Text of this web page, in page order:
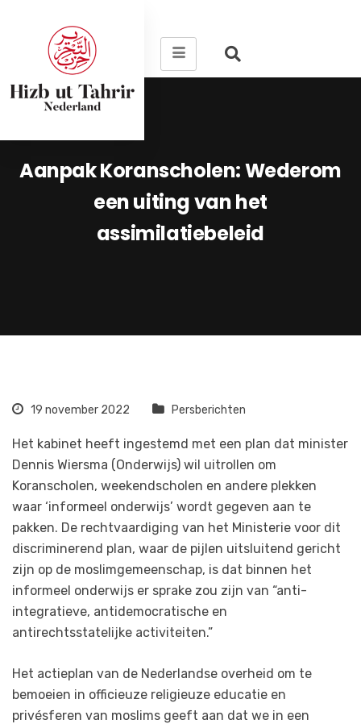
Aanpak Koranscholen: Wederom
een uiting van het
assimilatiebeleid
19 november 2022 Persberichten
Het kabinet heeft ingestemd met een plan dat minister
Dennis Wiersma (Onderwijs) wil uitrollen om
Koranscholen, weekendscholen en andere plekken
waar ‘informeel onderwijs’ wordt gegeven aan te
pakken. De rechtvaardiging van het Ministerie voor dit
discriminerend plan, waar de pijlen uitsluitend gericht
zijn op de moslimgemeenschap, is dat binnen het
informeel onderwijs er sprake zou zijn van “anti-
integratieve, antidemocratische en
antirechtsstatelijke activiteiten.”
Het actieplan van de Nederlandse overheid om te
bemoeien in officieuze religieuze educatie en
privésferen van moslims geeft aan dat we in een